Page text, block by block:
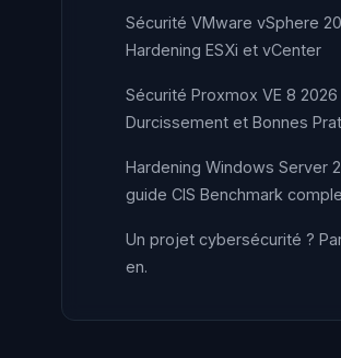
Sécurité VMware vSphere
Hardening ESXi et vCenter
Sécurité Proxmox VE 8 2026
Durcissement et Bonnes
Hardening Windows Server
guide CIS Benchmark
Un projet cybersécurité ?
en.